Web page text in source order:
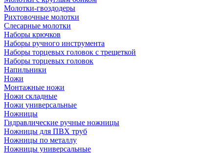
Молотки-гвоздодеры
Рихтовочные молотки
Слесарные молотки
Наборы крючков
Наборы ручного инструмента
Наборы торцевых головок с трещеткой
Наборы торцевых головок
Напильники
Ножи
Монтажные ножи
Ножи складные
Ножи универсальные
Ножницы
Гидравлические ручные ножницы
Ножницы для ПВХ труб
Ножницы по металлу
Ножницы универсальные